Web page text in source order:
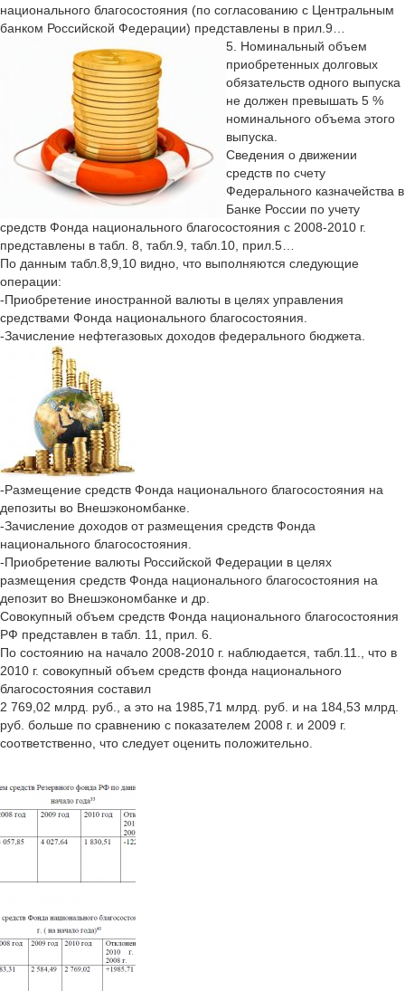
национального благосостояния (по согласованию с Центральным
банком Российской Федерации) представлены в прил.9…
5. Номинальный объем
приобретенных долговых
обязательств одного выпуска
не должен превышать 5 %
номинального объема этого
выпуска.
Сведения о движении
средств по счету
Федерального казначейства в
Банке России по учету
средств Фонда национального благосостояния с 2008-2010 г.
представлены в табл. 8, табл.9, табл.10, прил.5…
По данным табл.8,9,10 видно, что выполняются следующие
операции:
-Приобретение иностранной валюты в целях управления
средствами Фонда национального благосостояния.
-Зачисление нефтегазовых доходов федерального бюджета.
-Размещение средств Фонда национального благосостояния на
депозиты во Внешэкономбанке.
-Зачисление доходов от размещения средств Фонда
национального благосостояния.
-Приобретение валюты Российской Федерации в целях
размещения средств Фонда национального благосостояния на
депозит во Внешэкономбанке и др.
Совокупный объем средств Фонда национального благосостояния
РФ представлен в табл. 11, прил. 6.
По состоянию на начало 2008-2010 г. наблюдается, табл.11., что в
2010 г. совокупный объем средств фонда национального
благосостояния составил
2 769,02 млрд. руб., а это на 1985,71 млрд. руб. и на 184,53 млрд.
руб. больше по сравнению с показателем 2008 г. и 2009 г.
соответственно, что следует оценить положительно.